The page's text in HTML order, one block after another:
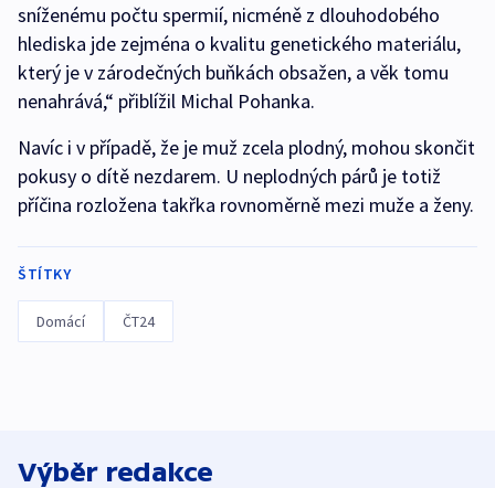
sníženému počtu spermií, nicméně z dlouhodobého
hlediska jde zejména o kvalitu genetického materiálu,
který je v zárodečných buňkách obsažen, a věk tomu
nenahrává,“ přiblížil Michal Pohanka.
Navíc i v případě, že je muž zcela plodný, mohou skončit
pokusy o dítě nezdarem. U neplodných párů je totiž
příčina rozložena takřka rovnoměrně mezi muže a ženy.
ŠTÍTKY
Domácí ČT24
Výběr redakce